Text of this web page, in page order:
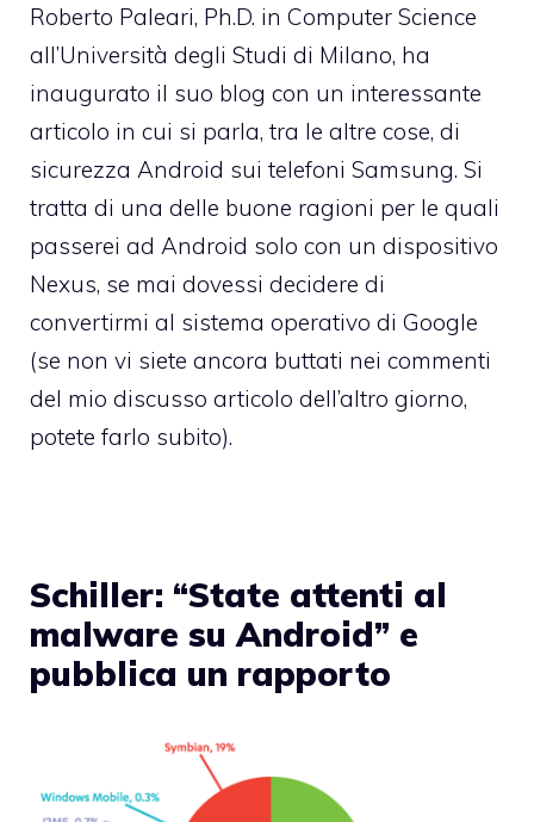
Roberto Paleari, Ph.D. in Computer Science
all’Università degli Studi di Milano, ha
inaugurato il suo blog con un interessante
articolo in cui si parla, tra le altre cose, di
sicurezza Android sui telefoni Samsung. Si
tratta di una delle buone ragioni per le quali
passerei ad Android solo con un dispositivo
Nexus, se mai dovessi decidere di
convertirmi al sistema operativo di Google
(se non vi siete ancora buttati nei commenti
del mio discusso articolo dell’altro giorno,
potete farlo subito).
Schiller: “State attenti al
malware su Android” e
pubblica un rapporto